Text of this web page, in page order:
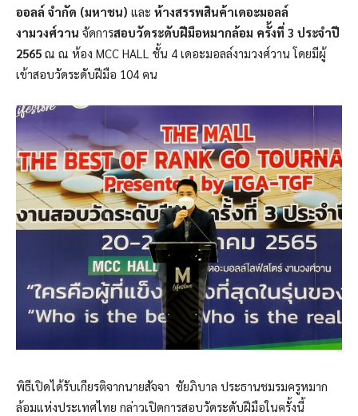
ออลล์ จำกัด (มหาชน) และ ห้างสรรพสินค้าเดอะมอลล์
งามวงศ์วาน จัดการสอบวัดระดับฝีมือหมากล้อม ครั้งที่ 3 ประจำปี
2565 ณ ณ​ ห้อง​ MCC HALL​ ชั้น ​4 เดอะมอลล์​งามวงศ์วาน โดยมีผู้
เข้าสอบวัดระดับฝีมือ 104 คน
พิธีเปิดได้รับเกียรติจากนายสัจจา ชัยภิบาล ประธานชมรมครูหมาก
ล้อมแห่งประเทศไทย กล่าวเปิดการสอบวัดระดับฝีมือในครั้งนี้